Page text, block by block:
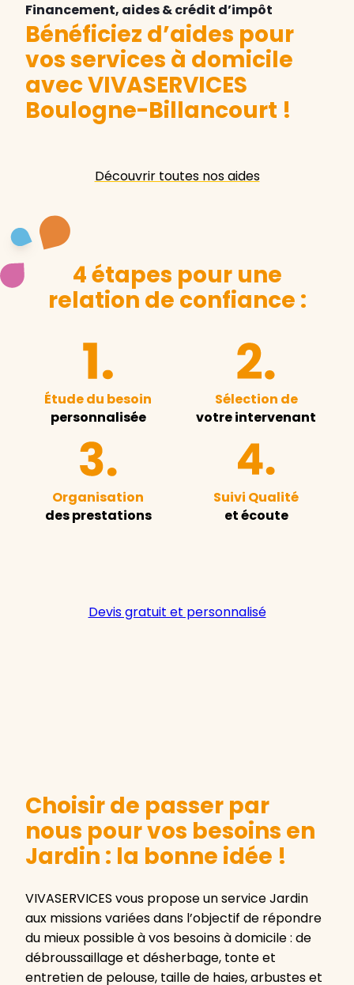
Financement, aides & crédit d’impôt
Bénéficiez d’aides pour
vos services à domicile
avec VIVASERVICES
Boulogne-Billancourt !
Découvrir toutes nos aides
4 étapes pour une
relation de confiance :
Étude du besoin
personnalisée
Sélection de
votre intervenant
Organisation
des prestations
Suivi Qualité
et écoute
Devis gratuit et personnalisé
Choisir de passer par
nous pour vos besoins en
Jardin : la bonne idée !
VIVASERVICES vous propose un service Jardin
aux missions variées dans l’objectif de répondre
du mieux possible à vos besoins à domicile : de
débroussaillage et désherbage, tonte et
entretien de pelouse, taille de haies, arbustes et